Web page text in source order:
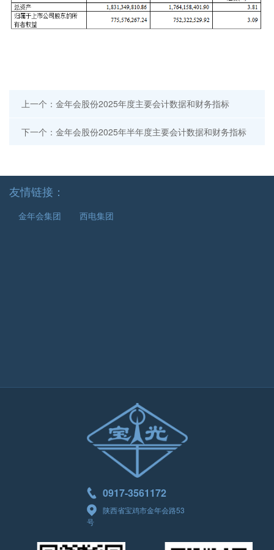
上一个：金年会股份2025年度主要会计数据和财务指标
下一个：金年会股份2025年半年度主要会计数据和财务指标
友情链接：
金年会集团 西电集团
0917-3561172
陕西省宝鸡市金年会路53
号